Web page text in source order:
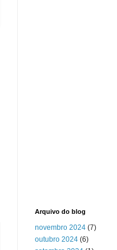
Arquivo do blog
novembro 2024 (7)
outubro 2024 (6)